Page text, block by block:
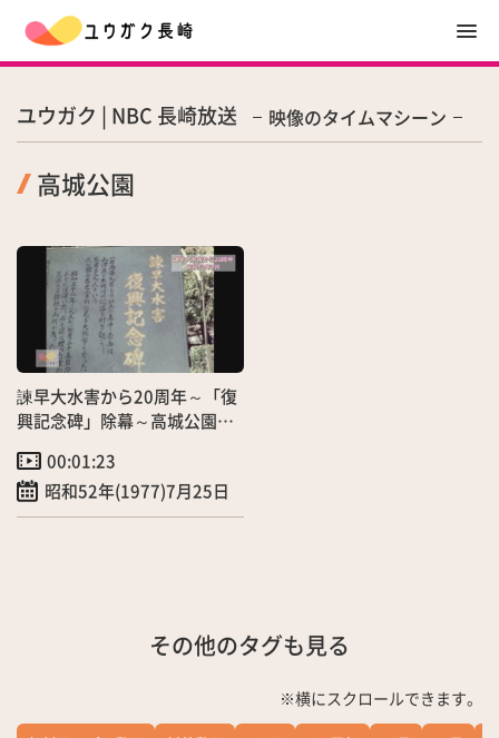
ユウガク | NBC 長崎放送 映像のタイムマシーン
高城公園
諫早大水害から20周年～「復
興記念碑」除幕～高城公園の
00:01:23
昭和52年(1977)7月25日
その他のタグも見る
※横にスクロールできます。